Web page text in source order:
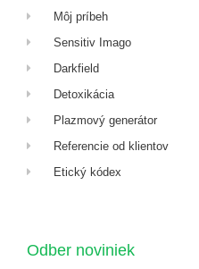
Môj príbeh
Sensitiv Imago
Darkfield
Detoxikácia
Plazmový generátor
Referencie od klientov
Etický kódex
Odber noviniek